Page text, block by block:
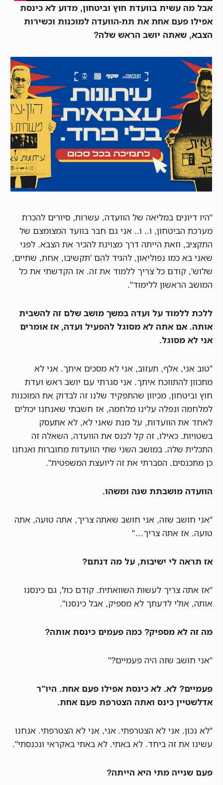
אבל מה עשית בוועדת חוץ וביטחון, מדוע לא כינסת
אפילו פעם אחת את תת-הוועדה למוכנות וכשירות
הצבא, שאתה יושב הראש שלה?
"היו דיונים במליאה של הוועדה, עשרות, סיורים להכרת
מערכת הביטחון, ו.. ו.. אני גם חבר בוועד המצומצם של
התקציב, וזאת הייתה דרך מצוינת להכיר את הצבא. לפני
שאני בא כמו נפוליאון, להגיד להם 'תקשיבו, אחת, שתיים,
שלוש', קודם כל צריך ללמוד את זה. אז הקדשתי את כל
המושב הראשון ללימוד".
ללכת ללמוד על ועדה במשך מושב שלם זה להשבית
אותה. אם אתה לא מסוגל להפעיל ועדה, אז אומרים
אני לא מסוגל.
"טוב אני, אלף, תעזוב, אני לא מסכים איתך. אני לא
מתכוון להתווכח איתך. אני סגרתי עם יושב ראש ועדת
חוץ וביטחון, מכיוון שהתפקיד שלנו זה לבדוק את המוכנות
למלחמה ונפלה עלינו מלחמה, אז חשבתי שאנחנו יכולים
לאחד את הוועדות, על מנת שאני לא, לא אתעסק
בשטויות. כאילו, זה קל לכנס את הוועדה, השאלה זה
התכלית שלה. במושב השני שתי הוועדות מחוברות ואנחנו
כן מתכנסים. הסברתי את זה ליועצת המשפטית".
הוועדה מושבתת שנה ומשהו.
"אני חושב שזה, אני חושב שאתה צריך, אתה טועה, אתה
טועה. אז אתה צריך…"
אז תראה לי ישיבות, על מה דנתם?
"אז אתה צריך לעשות השוואתית. קודם כול, גם כינסנו
אותה, אולי לדעתך לא מספיק, אבל כינסנו".
מה זה לא מספיק? כמה פעמים כינסת אותה?
"אני חושב שזה היה פעמיים?"
פעמיים? לא. לא כינסת אפילו פעם אחת. היו"ר
אדלשטיין כינס ואתה הצטרפת פעם אחת.
"לא נכון. אני לא הצטרפתי. אני, אני לא הצטרפתי. אנחנו
עשינו את זה ביחד. לא באתי. לא באתי באקראי ונכנסתי".
פעם שנייה מתי היא הייתה?